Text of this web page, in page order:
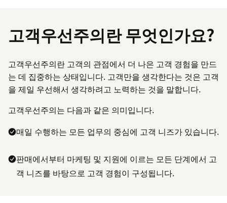
고객우선주의란 무엇인가요?
고객우선주의란 고객의 관점에서 더 나은 고객 경험을 만드
는 데 집중하는 상태입니다. 고객만을 생각한다는 것은 고객
을 제일 우선해서 생각하려고 노력하는 것을 말합니다.
고객우선주의는 다음과 같은 의미입니다.
매일 수행하는 모든 업무의 중심에 고객 니즈가 있습니다.
판매에서부터 마케팅 및 지원에 이르는 모든 단계에서 고
객 니즈를 바탕으로 고객 경험이 구성됩니다.